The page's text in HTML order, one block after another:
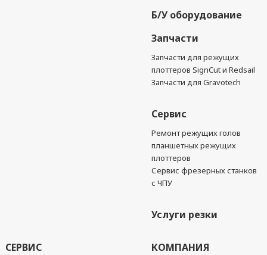
Б/У оборудование
Запчасти
Запчасти для режущих
плоттеров SignCut и Redsail
Запчасти для Gravotech
Сервис
Ремонт режущих голов
планшетных режущих
плоттеров
Сервис фрезерных станков
с ЧПУ
Услуги резки
СЕРВИС КОМПАНИЯ